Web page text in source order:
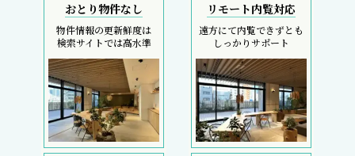
おとり物件なし
物件情報の更新鮮度は
検索サイトでは高水準
リモート内覧対応
遠方にて内覧できずとも
しっかりサポート